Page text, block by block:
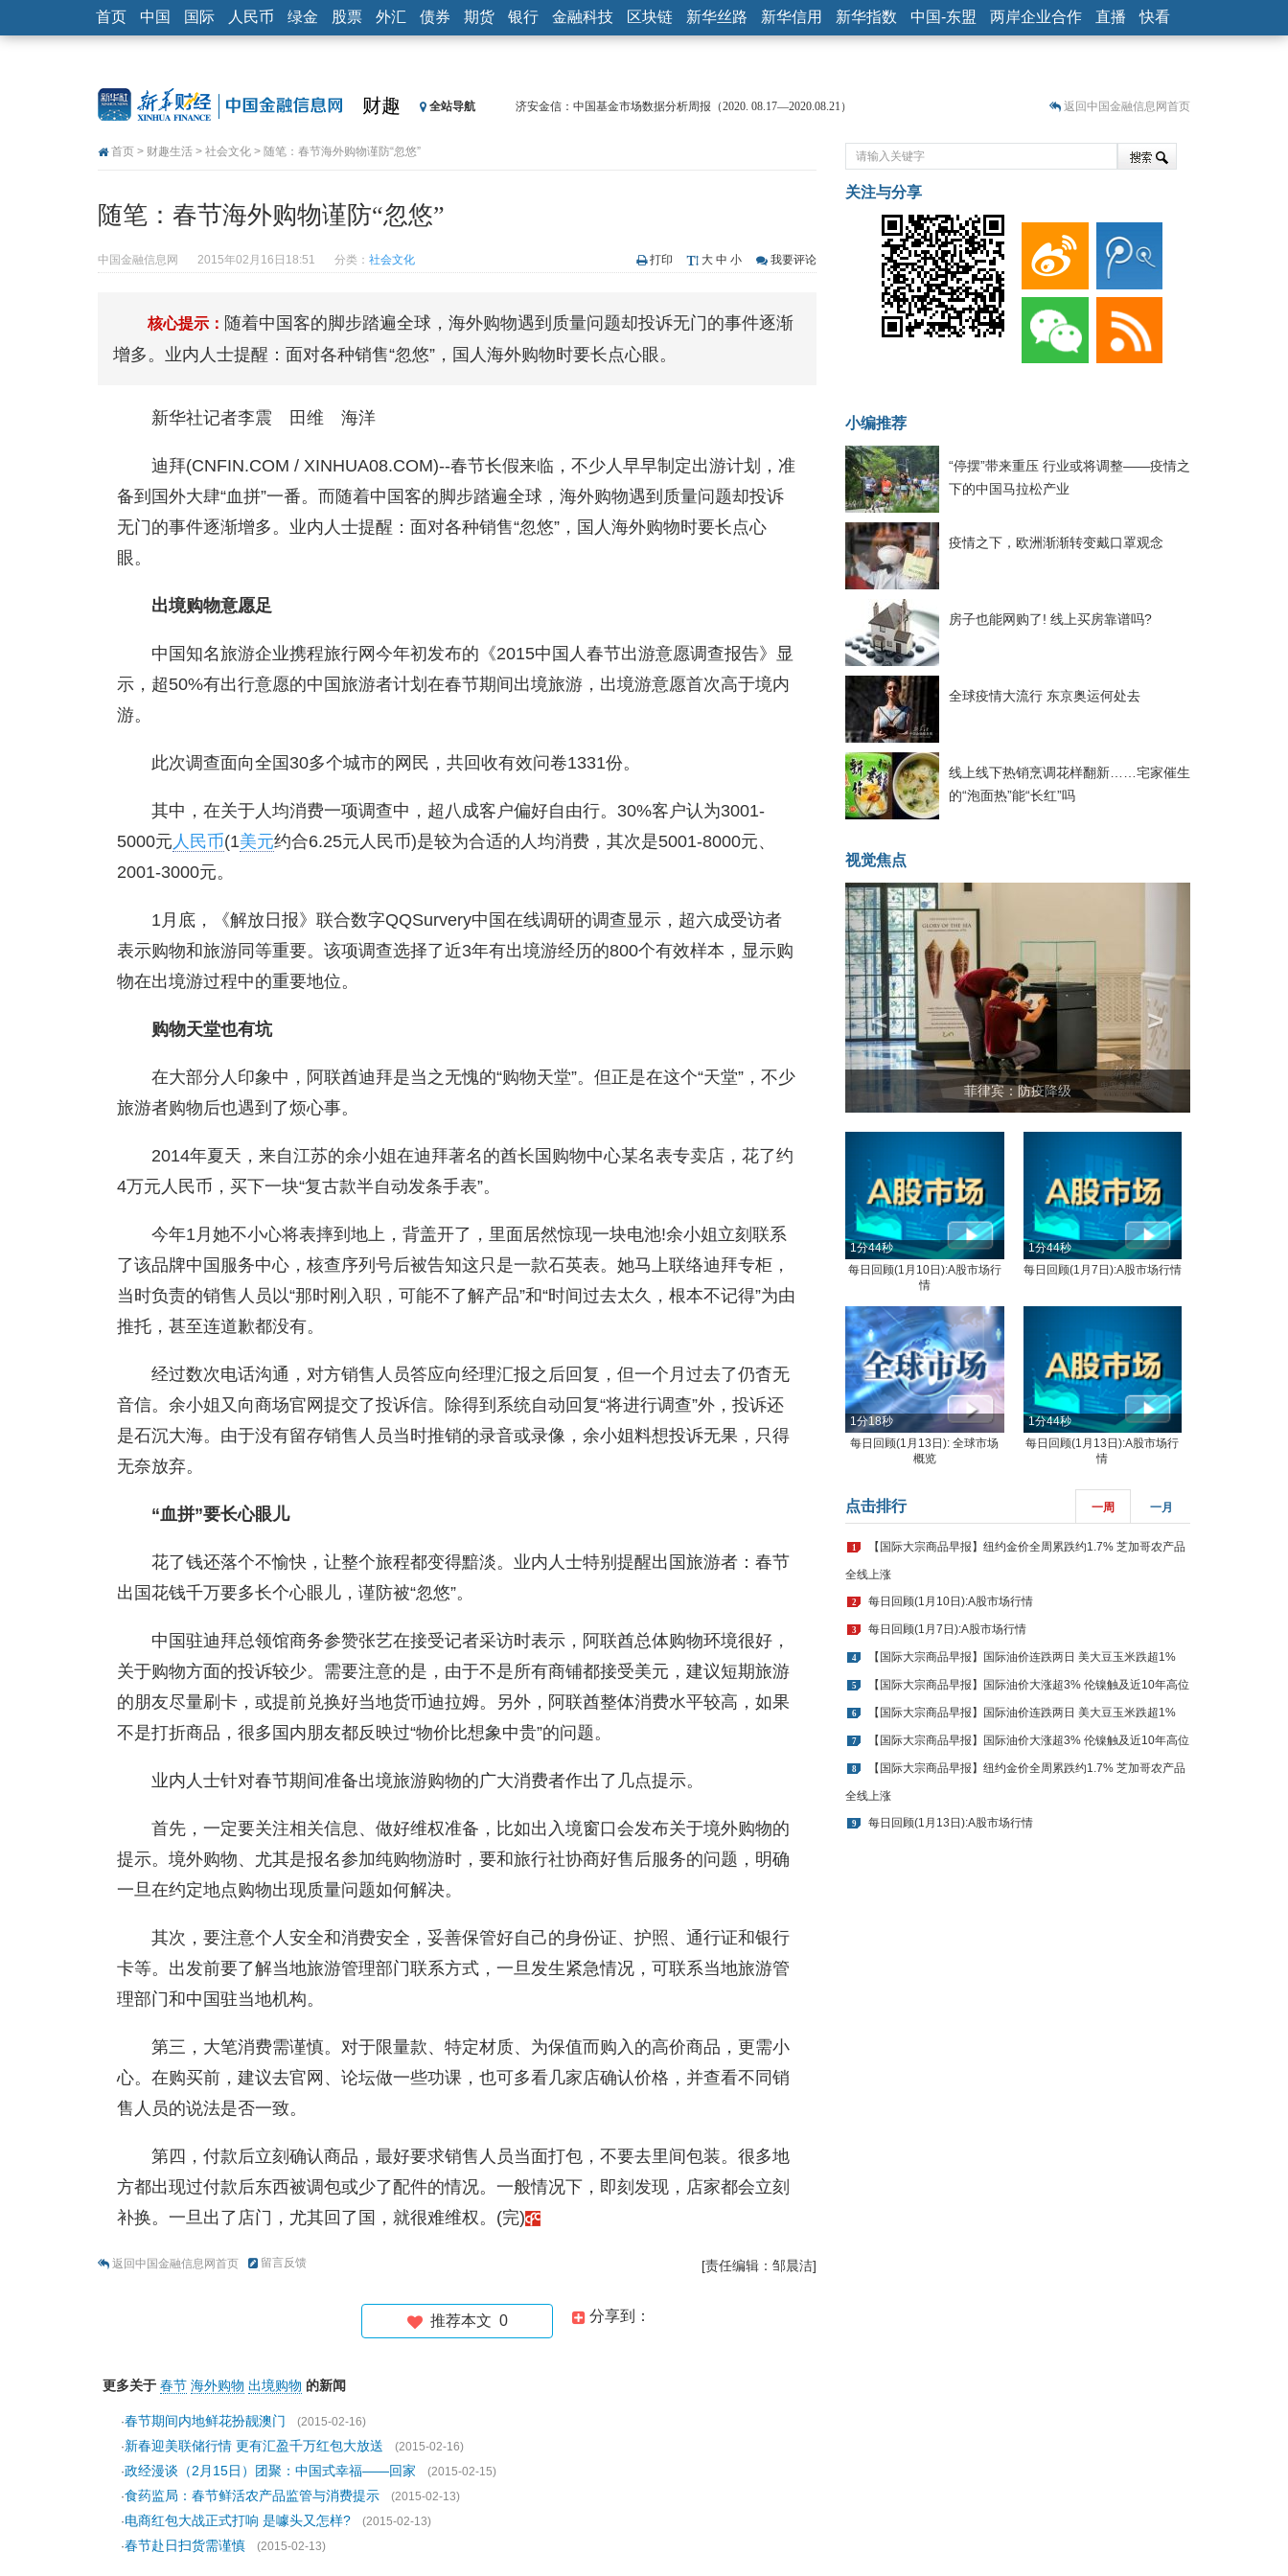
首页 中国 国际 人民币 绿金 股票 外汇 债券 期货 银行 金融科技 区块链 新华丝路 新华信用 新华指数 中国-东盟 两岸企业合作 直播 快看
财趣 全站导航
济安金信：中国基金市场数据分析周报（2020. 08.17—2020.08.21）
央行公开市场净投放300亿元 短端资金利率明显下行
恒生聚源：北斗收官之星发射成功，全产业链解析
返回中国金融信息网首页
首页 > 财趣生活 > 社会文化 > 随笔：春节海外购物谨防“忽悠”
随笔：春节海外购物谨防“忽悠”
中国金融信息网 2015年02月16日18:51 分类： 社会文化 打印 大 中 小 我要评论
核心提示： 随着中国客的脚步踏遍全球，海外购物遇到质量问题却投诉无门的事件逐渐
增多。业内人士提醒：面对各种销售“忽悠”，国人海外购物时要长点心眼。
新华社记者李震 田维 海洋
迪拜(CNFIN.COM / XINHUA08.COM)--春节长假来临，不少人早早制定出游计划，准
备到国外大肆“血拼”一番。而随着中国客的脚步踏遍全球，海外购物遇到质量问题却投诉
无门的事件逐渐增多。业内人士提醒：面对各种销售“忽悠”，国人海外购物时要长点心
眼。
出境购物意愿足
中国知名旅游企业携程旅行网今年初发布的《2015中国人春节出游意愿调查报告》显
示，超50%有出行意愿的中国旅游者计划在春节期间出境旅游，出境游意愿首次高于境内
游。
此次调查面向全国30多个城市的网民，共回收有效问卷1331份。
其中，在关于人均消费一项调查中，超八成客户偏好自由行。30%客户认为3001-
5000元 人民币(1美元约合6.25元人民币)是较为合适的人均消费，其次是5001-8000元、
2001-3000元。
1月底，《解放日报》联合数字QQSurvery中国在线调研的调查显示，超六成受访者
表示购物和旅游同等重要。该项调查选择了近3年有出境游经历的800个有效样本，显示购
物在出境游过程中的重要地位。
购物天堂也有坑
在大部分人印象中，阿联酋迪拜是当之无愧的“购物天堂”。但正是在这个“天堂”，不少
旅游者购物后也遇到了烦心事。
2014年夏天，来自江苏的余小姐在迪拜著名的酋长国购物中心某名表专卖店，花了约
4万元人民币，买下一块“复古款半自动发条手表”。
今年1月她不小心将表摔到地上，背盖开了，里面居然惊现一块电池!余小姐立刻联系
了该品牌中国服务中心，核查序列号后被告知这只是一款石英表。她马上联络迪拜专柜，
当时负责的销售人员以“那时刚入职，可能不了解产品”和“时间过去太久，根本不记得”为由
推托，甚至连道歉都没有。
经过数次电话沟通，对方销售人员答应向经理汇报之后回复，但一个月过去了仍杳无
音信。余小姐又向商场官网提交了投诉信。除得到系统自动回复“将进行调查”外，投诉还
是石沉大海。由于没有留存销售人员当时推销的录音或录像，余小姐料想投诉无果，只得
无奈放弃。
“血拼”要长心眼儿
花了钱还落个不愉快，让整个旅程都变得黯淡。业内人士特别提醒出国旅游者：春节
出国花钱千万要多长个心眼儿，谨防被“忽悠”。
中国驻迪拜总领馆商务参赞张艺在接受记者采访时表示，阿联酋总体购物环境很好，
关于购物方面的投诉较少。需要注意的是，由于不是所有商铺都接受美元，建议短期旅游
的朋友尽量刷卡，或提前兑换好当地货币迪拉姆。另外，阿联酋整体消费水平较高，如果
不是打折商品，很多国内朋友都反映过“物价比想象中贵”的问题。
业内人士针对春节期间准备出境旅游购物的广大消费者作出了几点提示。
首先，一定要关注相关信息、做好维权准备，比如出入境窗口会发布关于境外购物的
提示。境外购物、尤其是报名参加纯购物游时，要和旅行社协商好售后服务的问题，明确
一旦在约定地点购物出现质量问题如何解决。
其次，要注意个人安全和消费安全，妥善保管好自己的身份证、护照、通行证和银行
卡等。出发前要了解当地旅游管理部门联系方式，一旦发生紧急情况，可联系当地旅游管
理部门和中国驻当地机构。
第三，大笔消费需谨慎。对于限量款、特定材质、为保值而购入的高价商品，更需小
心。在购买前，建议去官网、论坛做一些功课，也可多看几家店确认价格，并查看不同销
售人员的说法是否一致。
第四，付款后立刻确认商品，最好要求销售人员当面打包，不要去里间包装。很多地
方都出现过付款后东西被调包或少了配件的情况。一般情况下，即刻发现，店家都会立刻
补换。一旦出了店门，尤其回了国，就很难维权。(完)
返回中国金融信息网首页 留言反馈 [责任编辑：邹晨洁]
分享到：
推荐本文 0
更多关于 春节 海外购物 出境购物 的新闻
·春节期间内地鲜花扮靓澳门
(2015-02-16)
·新春迎美联储行情 更有汇盈千万红包大放送
(2015-02-16)
·政经漫谈（2月15日）团聚：中国式幸福——回家
(2015-02-15)
·食药监局：春节鲜活农产品监管与消费提示
(2015-02-13)
·电商红包大战正式打响 是噱头又怎样?
(2015-02-13)
·春节赴日扫货需谨慎 (2015-02-13)
关注与分享
小编推荐
“停摆”带来重压 行业或将调整——疫情之
下的中国马拉松产业
疫情之下，欧洲渐渐转变戴口罩观念
房子也能网购了! 线上买房靠谱吗?
全球疫情大流行 东京奥运何处去
线上线下热销烹调花样翻新……宅家催生
的“泡面热”能“长红”吗
视觉焦点
菲律宾：防疫降级
< >
1分44秒
每日回顾(1月10日):A股市场行
情
1分44秒
每日回顾(1月7日):A股市场行情
1分18秒
每日回顾(1月13日): 全球市场
概览
1分44秒
每日回顾(1月13日):A股市场行
情
点击排行 一周 一月
1 【国际大宗商品早报】纽约金价全周累跌约1.7% 芝加哥农产品
全线上涨
2 每日回顾(1月10日):A股市场行情
3 每日回顾(1月7日):A股市场行情
4 【国际大宗商品早报】国际油价连跌两日 美大豆玉米跌超1%
5 【国际大宗商品早报】国际油价大涨超3% 伦镍触及近10年高位
6 【国际大宗商品早报】国际油价连跌两日 美大豆玉米跌超1%
7 【国际大宗商品早报】国际油价大涨超3% 伦镍触及近10年高位
8 【国际大宗商品早报】纽约金价全周累跌约1.7% 芝加哥农产品
全线上涨
9 每日回顾(1月13日):A股市场行情